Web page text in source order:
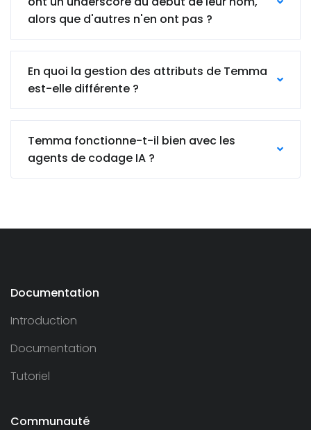
alors que d'autres n'en ont pas ?
En quoi la gestion des attributs de Temma
est-elle différente ?
Temma fonctionne-t-il bien avec les
agents de codage IA ?
Documentation
Introduction
Documentation
Tutoriel
Communauté